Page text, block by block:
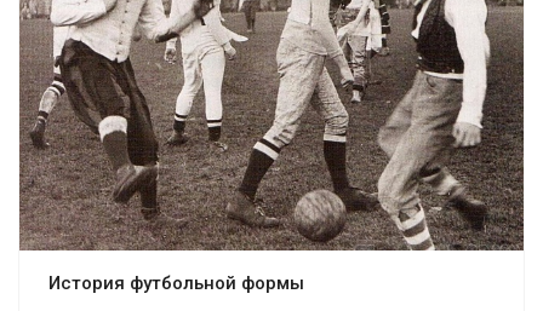
История футбольной формы